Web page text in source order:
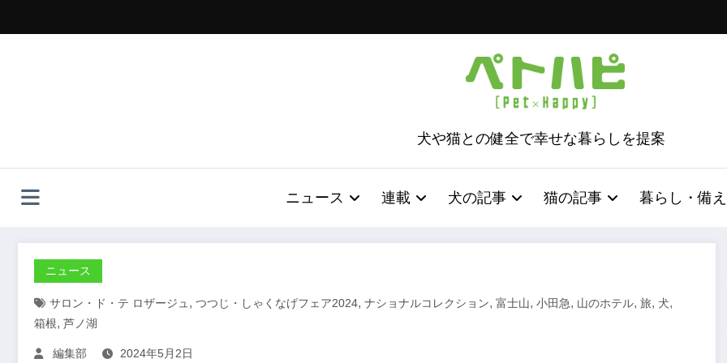
ッ
犬や猫との健全で幸せな暮らしを提案
ニュース 連載 犬の記事 猫の記事 暮らし・備え
ニュース
サロン・ド・テ ロザージュ , つつじ・しゃくなげフェア2024, ナショナルコレクション, 富士山, 小田急, 山のホテル, 旅, 犬,
箱根, 芦ノ湖
編集部 2024年5月2日